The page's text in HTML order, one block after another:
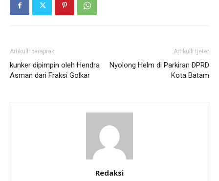
Artikulli paraprak
kunker dipimpin oleh Hendra
Asman dari Fraksi Golkar
Artikulli tjetër
Nyolong Helm di Parkiran DPRD
Kota Batam
Redaksi